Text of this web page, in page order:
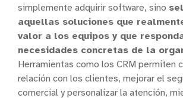
simplemente adquirir software, sino
aquellas soluciones que
valor a los equipos y que
necesidades concretas de la
Herramientas como los CRM permiten
relación con los clientes, mejorar el
comercial y personalizar la atención,